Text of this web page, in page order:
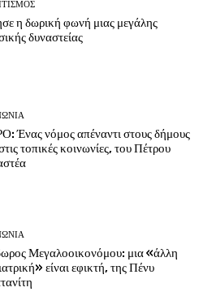
η δωρική φωνή μιας μεγάλης
δυναστείας
Ένας νόμος απέναντι στους δήμους
τοπικές κοινωνίες, του Πέτρου
Μεγαλοοικονόμου: μια «άλλη
είναι εφικτή, της Πένυ